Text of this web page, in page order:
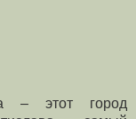
– этот город